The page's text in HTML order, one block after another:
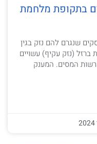
בתקופת מלחמת
שנגרם להם נזק בגין
(נזק עקיף) עשויים
המסים. המענק